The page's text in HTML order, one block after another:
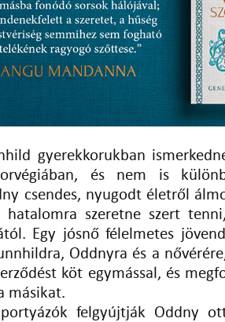
gyerekkorukban
és nem is
csendes, nyugodt életről
hatalomra szeretne szert
Egy jósnő félelmetes
Oddnyra és a
köt egymással, és
másikat.
felgyújtják Oddny